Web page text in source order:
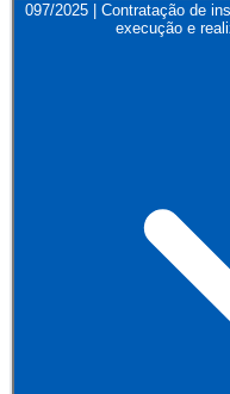
097/2025 | Contratação de
execução e